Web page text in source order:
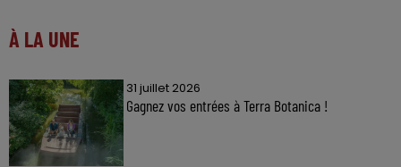
À LA UNE
31 juillet 2026
Gagnez vos entrées à Terra Botanica !